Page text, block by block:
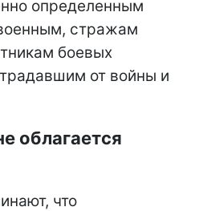
определенным
стражам
боевых
от войны и
облагается
что